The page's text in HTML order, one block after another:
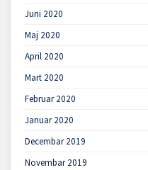
Juni 2020
Maj 2020
April 2020
Mart 2020
Februar 2020
Januar 2020
Decembar 2019
Novembar 2019